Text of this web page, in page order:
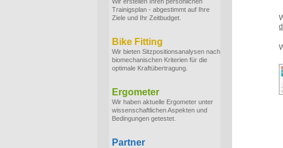
Trainigsplan - abgestimmt auf Ihre
Ziele und Ihr Zeitbudget.
Bike Fitting
Wir bieten Sitzpositionsanalysen nach
biomechanischen Kriterien für die
optimale Kraftübertragung.
Ergometer
Wir haben aktuelle Ergometer unter
wissenschaftlichen Aspekten und
Bedingungen getestet.
Partner